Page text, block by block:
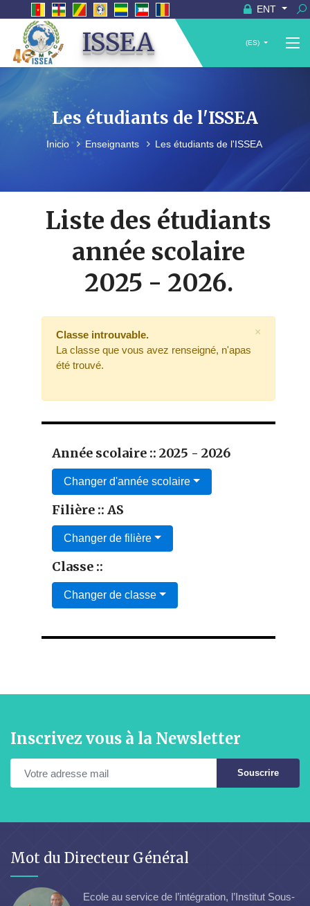
ENT
ISSEA (ES)
Les étudiants de l'ISSEA
Inicio Enseignants Les étudiants de l'ISSEA
Liste des étudiants
année scolaire
2025 - 2026.
Classe introuvable.
La classe que vous avez renseigné, n'apas
été trouvé.
×
Année scolaire :: 2025 - 2026
Changer d'année scolaire
Filière :: AS
Changer de filière
Classe ::
Changer de classe
Inscrivez vous à la Newsletter
Souscrire
Mot du Directeur Général
Ecole au service de l’intégration, l’Institut Sous-